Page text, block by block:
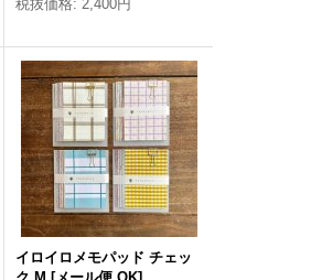
税抜価格: 2,400円
イロイロメモパッド チェッ